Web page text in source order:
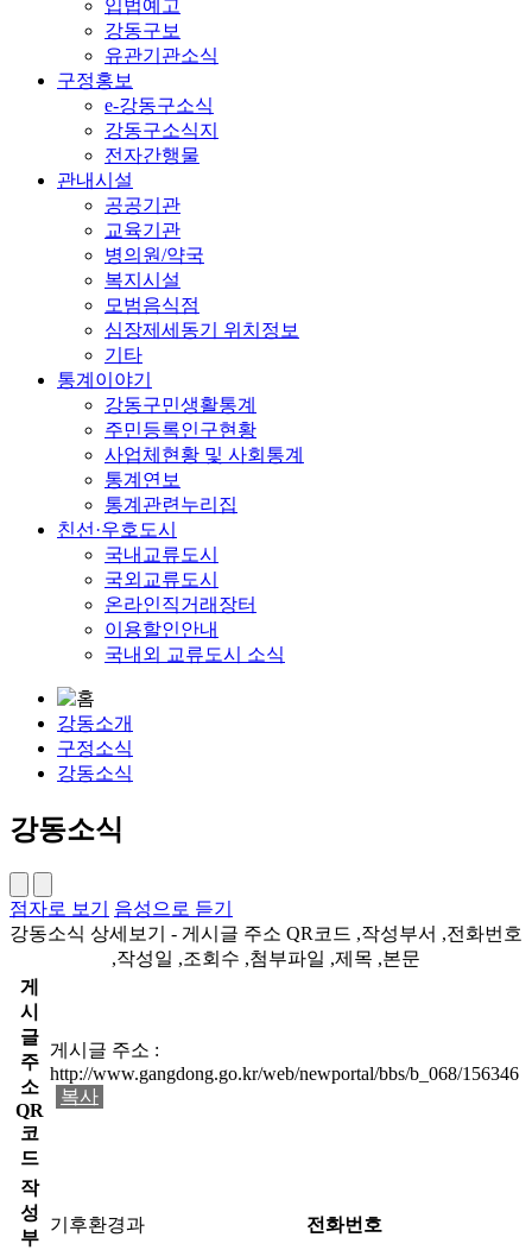
입법예고
강동구보
유관기관소식
구정홍보
e-강동구소식
강동구소식지
전자간행물
관내시설
공공기관
교육기관
병의원/약국
복지시설
모범음식점
심장제세동기 위치정보
기타
통계이야기
강동구민생활통계
주민등록인구현황
사업체현황 및 사회통계
통계연보
통계관련누리집
친선·우호도시
국내교류도시
국외교류도시
온라인직거래장터
이용할인안내
국내외 교류도시 소식
강동소개
구정소식
강동소식
강동소식
점자로 보기
음성으로 듣기
강동소식 상세보기 - 게시글 주소 QR코드 ,작성부서 ,전화번호
,작성일 ,조회수 ,첨부파일 ,제목 ,본문
게
시
글
주
소
QR
코
드
게시글 주소 :
http://www.gangdong.go.kr/web/newportal/bbs/b_068/156346
복사
작
성
부
기후환경과 전화번호